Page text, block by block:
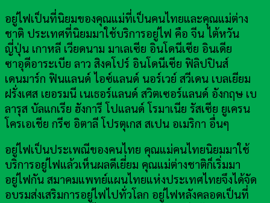
อยู่ไฟเป็นที่นิยมของคุณแม่ที่เป็นคนไทยและคุณแม่ต่าง
ชาติ ประเทศที่นิยมมาใช้บริการอยู่ไฟ คือ จีน ไต้หวัน
ญี่ปุ่น เกาหลี เวียดนาม มาเลเซีย อินโดนีเซีย อินเดีย
ซาอุดีอาระเบีย ลาว สิงคโปร์ อินโดนีเซีย ฟิลิปปินส์
เดนมาร์ก ฟินแลนด์ ไอซ์แลนด์ นอร์เวย์ สวีเดน เบลเยียม
ฝรั่งเศส เยอรมนี เนเธอร์แลนด์ สวิตเซอร์แลนด์ อังกฤษ เบ
ลารุส บัลแกเรีย ฮังการี โปแลนด์ โรมาเนีย รัสเซีย ยูเครน
โครเอเชีย กรีซ อิตาลี โปรตุเกส สเปน อเมริกา อื่นๆ
อยู่ไฟเป็นประเพณีของคนไทย คุณแม่คนไทยนิยมมาใช้
บริการอยู่ไฟแล้วเห็นผลดีเยี่ยม คุณแม่ต่างชาติก็เริ่มมา
อยู่ไฟกัน สมาคมแพทย์แผนไทยแห่งประเทศไทยจึงได้จัด
อบรมส่งเสริมการอยู่ไฟไปทั่วโลก อยู่ไฟหลังคลอดเป็นที่